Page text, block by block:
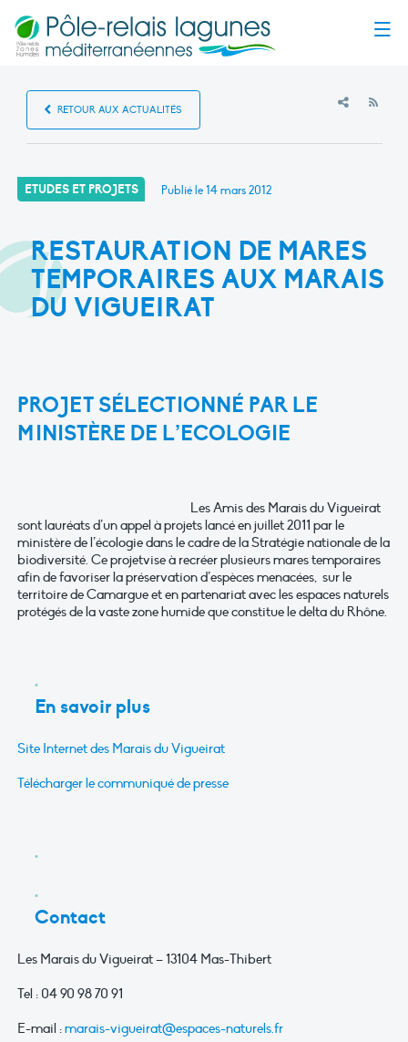
RETOUR AUX ACTUALITÉS
ETUDES ET PROJETS Publié le14 mars 2012
RESTAURATION DE MARES
TEMPORAIRES AUX MARAIS
DU VIGUEIRAT
PROJET SÉLECTIONNÉ PAR LE
MINISTÈRE DE L’ECOLOGIE
Les Amis des Marais du Vigueirat
sont lauréats d’un appel à projets lancé en juillet 2011 par le
ministère de l’écologie dans le cadre de la Stratégie nationale de la
biodiversité. Ce projetvise à recréer plusieurs mares temporaires
afin de favoriser la préservation d’espèces menacées, sur le
territoire de Camargue et en partenariat avec les espaces naturels
protégés de la vaste zone humide que constitue le delta du Rhône.
En savoir plus
Site Internet des Marais du Vigueirat
Télécharger le communiqué de presse
Contact
Les Marais du Vigueirat – 13104 Mas-Thibert
Tel : 04 90 98 70 91
E-mail :marais-vigueirat@espaces-naturels.fr